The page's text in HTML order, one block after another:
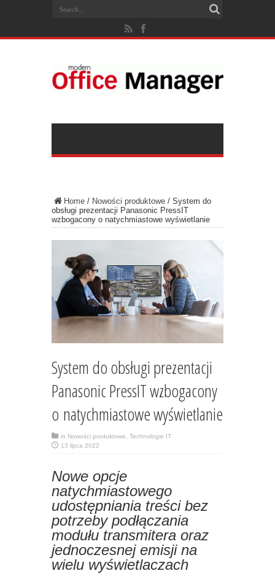
Home / Nowości produktowe / System do
obsługi prezentacji Panasonic PressIT
wzbogacony o natychmiastowe wyświetlanie
System do obsługi prezentacji
Panasonic PressIT wzbogacony
o natychmiastowe wyświetlanie
in Nowości produktowe, Technologie IT
13 lipca 2022
Nowe opcje
natychmiastowego
udostępniania treści bez
potrzeby podłączania
modułu transmitera oraz
jednoczesnej emisji na
wielu wyświetlaczach